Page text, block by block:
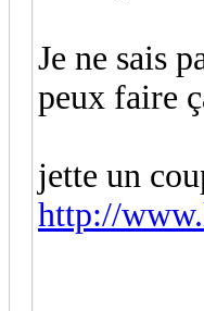
Je ne sais
peux faire
jette un
http://